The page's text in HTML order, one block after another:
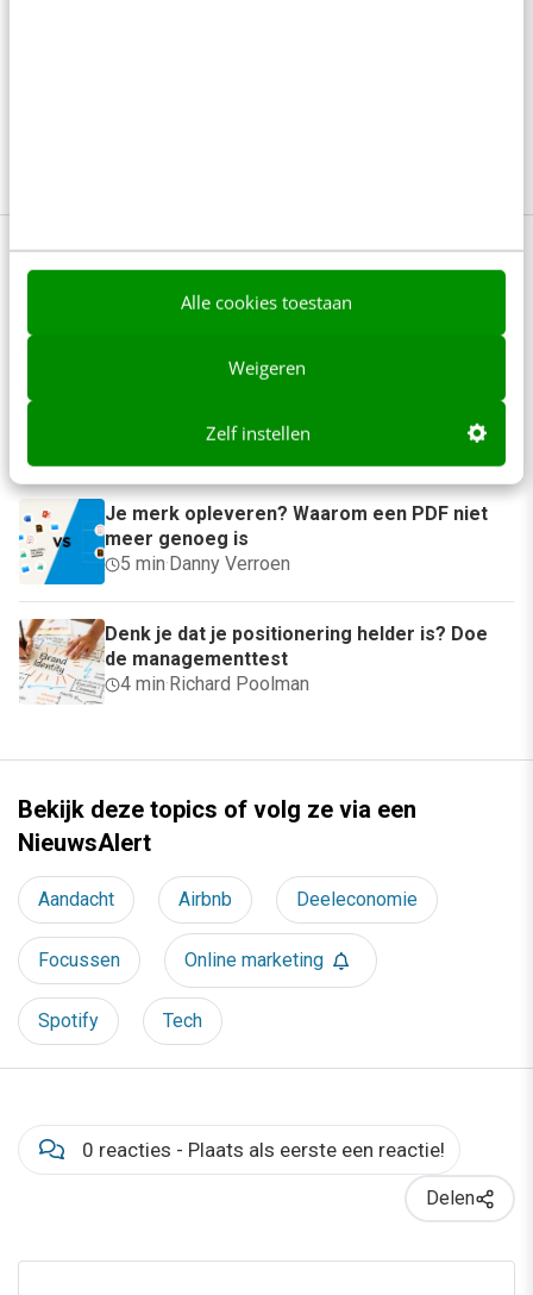
Alle cookies toestaan
Weigeren
Zelf instellen
Anderen lezen ook
Reflecteer met AI: 5 vragen die je een betere
Kim Pot
Je merk opleveren? Waarom een PDF niet
meer genoeg is
5 min· Danny Verroen
Denk je dat je positionering helder is? Doe
de managementtest
4 min· Richard Poolman
Bekijk deze topics of volg ze via een
NieuwsAlert
Aandacht Airbnb Deeleconomie
Focussen Online marketing
Spotify Tech
0 reacties - Plaats als eerste een reactie!
Delen